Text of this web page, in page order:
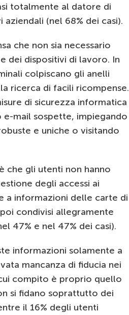
totalmente al datore di
(nel 68% dei casi).
che non sia necessario
dei dispositivi di lavoro. In
colpiscano gli anelli
ricerca di facili ricompense.
di sicurezza informatica
e-mail sospette, impiegando
e uniche o visitando
che gli utenti non hanno
degli accessi ai
a informazioni delle carte di
condivisi allegramente
47% e nel 47% dei casi).
informazioni solamente a
mancanza di fiducia nei
compito è proprio quello
si fidano soprattutto dei
il 16% degli utenti